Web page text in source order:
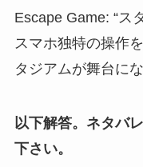
Escape Game: “ス
スマホ独特の操作
タジアムが舞台に
以下解答。ネタバ
下さい。